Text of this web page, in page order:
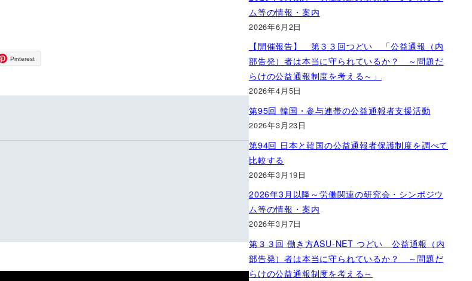
Pinterest
ム等の情報・案内
2026年6月2日
【開催報告】 第３３回つどい 「公益通報（内
部告発）者は本当に守られているか？ ～問題だ
らけの公益通報制度を考える～」
2026年4月5日
第95回 韓国・参与連帯の公益通報者支援活動
2026年3月23日
第94回 日本と韓国の公益通報者保護制度を調べて
比較する
2026年3月19日
2026年3月以降～労働関連の研究会・シンポジウ
ム等の情報・案内
2026年3月7日
第３３回 働き方ASU-NET つどい 公益通報（内
部告発）者は本当に守られているか？ ～問題だ
らけの公益通報制度を考える～